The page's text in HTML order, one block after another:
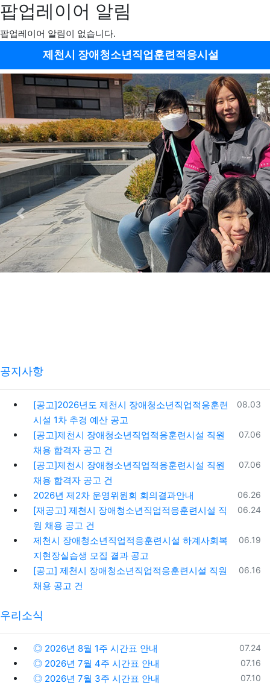
팝업레이어 알림
팝업레이어 알림이 없습니다.
제천시 장애청소년직업훈련적응시설
Previous Next
공지사항
등록일
08.03
[공고]2026년도 제천시 장애청소년직업적응훈련
시설 1차 추경 예산 공고
등록일
07.06
[공고]제천시 장애청소년직업적응훈련시설 직원
채용 합격자 공고 건
등록일
07.06
[공고]제천시 장애청소년직업적응훈련시설 직원
채용 합격자 공고 건
등록일
06.26
2026년 제2차 운영위원회 회의결과안내
등록일
06.24
[재공고] 제천시 장애청소년직업적응훈련시설 직
원 채용 공고 건
등록일
06.19
제천시 장애청소년직업적응훈련시설 하계사회복
지현장실습생 모집 결과 공고
등록일
06.16
[공고] 제천시 장애청소년직업적응훈련시설 직원
채용 공고 건
우리소식
등록일
07.24
◎ 2026년 8월 1주 시간표 안내
등록일
07.16
◎ 2026년 7월 4주 시간표 안내
등록일
07.10
◎ 2026년 7월 3주 시간표 안내